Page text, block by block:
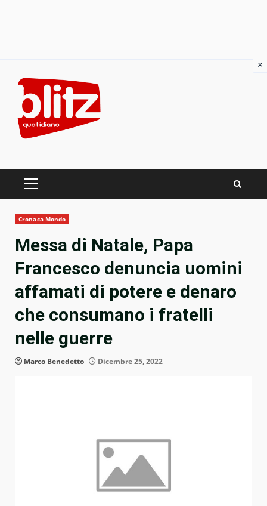
content
PRIMARY
Cronaca Mondo
Messa di Natale, Papa
Francesco denuncia uomini
affamati di potere e denaro
che consumano i fratelli
nelle guerre
Marco Benedetto Dicembre 25, 2022
×